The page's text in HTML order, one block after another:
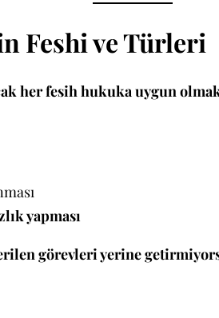
Feshi ve Türleri
her fesih hukuka uygun
yapması
görevleri yerine